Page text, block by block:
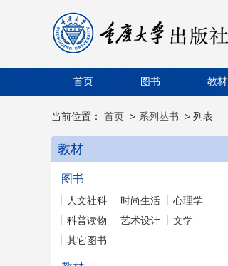
首页 图书 教材
当前位置： 首页 > 系列丛书 > 列表
教材
图书
人文社科 时尚生活
心理学
科普读物
艺术设计
文学
其它图书